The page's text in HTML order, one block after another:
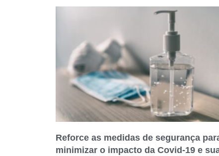
Reforce as medidas de segurança
minimizar o impacto da Covid-19 e